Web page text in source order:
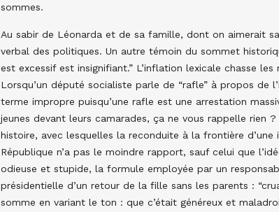
sommes.
Au sabir de Léonarda et de sa famille, dont on aimerait
verbal des politiques. Un autre témoin du sommet
est excessif est insignifiant.” L’inflation lexicale chasse
Lorsqu’un député socialiste parle de “rafle” à propos de
terme impropre puisqu’une rafle est une arrestation
jeunes devant leurs camarades, ça ne vous rappelle rien
histoire, avec lesquelles la reconduite à la frontière
République n’a pas le moindre rapport, sauf celui que
odieuse et stupide, la formule employée par un
présidentielle d’un retour de la fille sans les parents :
somme en variant le ton : que c’était généreux et